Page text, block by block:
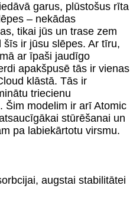
garus, plūstošus rīta
– nekādas
tikai jūs un trase zem
ir jūsu slēpes. Ar tīru,
ar īpaši jaudīgo
apakšpusē tās ir vienas
klāstā. Tās ir
triecienu
Šim modelim ir arī Atomic
stūrēšanai un
pa labiekārtotu virsmu.
augstai stabilitātei